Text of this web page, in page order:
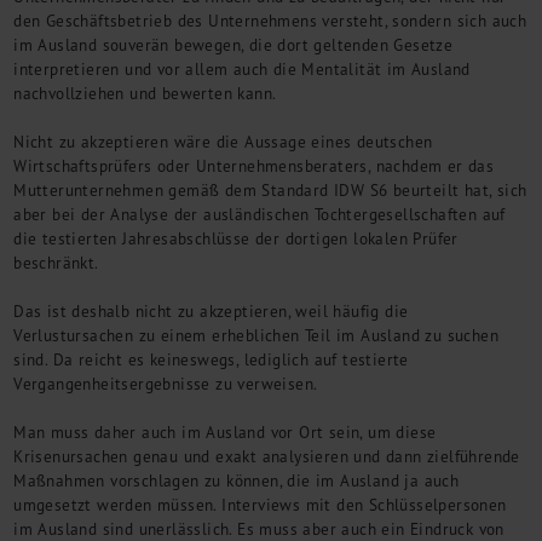
den Geschäftsbetrieb des Unternehmens versteht, sondern sich auch
im Ausland souverän bewegen, die dort geltenden Gesetze
interpretieren und vor allem auch die Mentalität im Ausland
nachvollziehen und bewerten kann.
Nicht zu akzeptieren wäre die Aussage eines deutschen
Wirtschaftsprüfers oder Unternehmensberaters, nachdem er das
Mutterunternehmen gemäß dem Standard IDW S6 beurteilt hat, sich
aber bei der Analyse der ausländischen Tochtergesellschaften auf
die testierten Jahresabschlüsse der dortigen lokalen Prüfer
beschränkt.
Das ist deshalb nicht zu akzeptieren, weil häufig die
Verlustursachen zu einem erheblichen Teil im Ausland zu suchen
sind. Da reicht es keineswegs, lediglich auf testierte
Vergangenheitsergebnisse zu verweisen.
Man muss daher auch im Ausland vor Ort sein, um diese
Krisenursachen genau und exakt analysieren und dann zielführende
Maßnahmen vorschlagen zu können, die im Ausland ja auch
umgesetzt werden müssen. Interviews mit den Schlüsselpersonen
im Ausland sind unerlässlich. Es muss aber auch ein Eindruck von